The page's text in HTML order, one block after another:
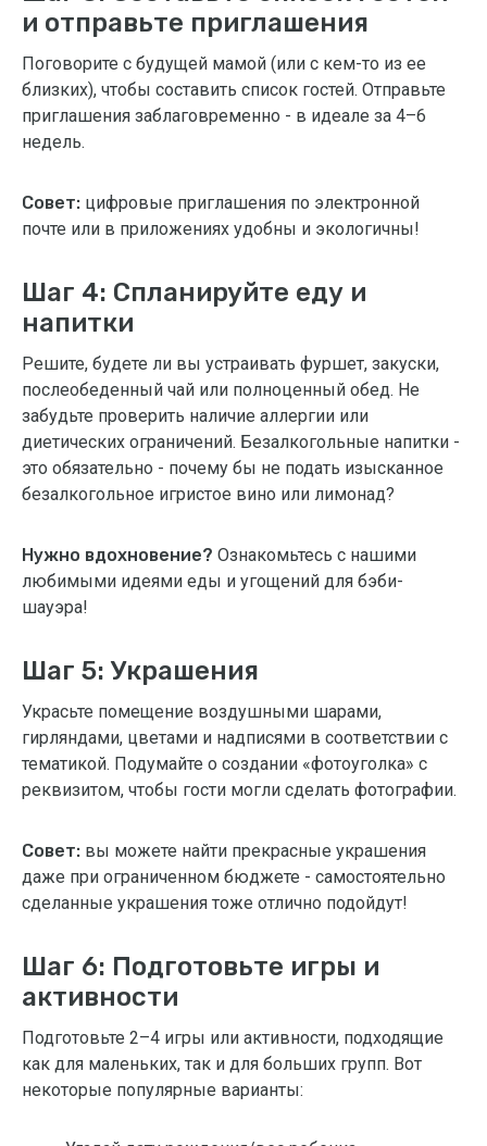
и отправьте приглашения
Поговорите с будущей мамой (или с кем-то из ее
близких), чтобы составить список гостей. Отправьте
приглашения заблаговременно - в идеале за 4–6
недель.
Совет: цифровые приглашения по электронной
почте или в приложениях удобны и экологичны!
Шаг 4: Спланируйте еду и
напитки
Решите, будете ли вы устраивать фуршет, закуски,
послеобеденный чай или полноценный обед. Не
забудьте проверить наличие аллергии или
диетических ограничений. Безалкогольные напитки -
это обязательно - почему бы не подать изысканное
безалкогольное игристое вино или лимонад?
Нужно вдохновение? Ознакомьтесь с нашими
любимыми идеями еды и угощений для бэби-
шауэра!
Шаг 5: Украшения
Украсьте помещение воздушными шарами,
гирляндами, цветами и надписями в соответствии с
тематикой. Подумайте о создании «фотоуголка» с
реквизитом, чтобы гости могли сделать фотографии.
Совет: вы можете найти прекрасные украшения
даже при ограниченном бюджете - самостоятельно
сделанные украшения тоже отлично подойдут!
Шаг 6: Подготовьте игры и
активности
Подготовьте 2–4 игры или активности, подходящие
как для маленьких, так и для больших групп. Вот
некоторые популярные варианты: